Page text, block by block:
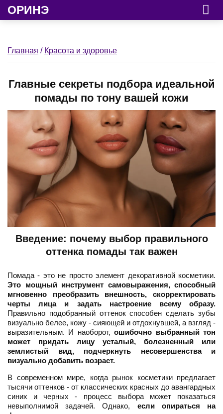
ОРИНЭ
Главная / Красота и здоровье
Главные секреты подбора идеальной
помады по тону вашей кожи
Введение: почему выбор правильного
оттенка помады так важен
Помада - это не просто элемент декоративной косметики.
Это мощный инструмент самовыражения, способный
мгновенно преобразить внешность, скорректировать
черты лица и задать настроение всему образу.
Правильно подобранный оттенок способен сделать зубы
визуально белее, кожу - сияющей и отдохнувшей, а взгляд -
выразительным. И наоборот,ошибочно выбранный тон
может придать лицу усталый, болезненный или
землистый вид, подчеркнуть несовершенства и
визуально добавить возраст.
В современном мире, когда рынок косметики предлагает
тысячи оттенков - от классических красных до авангардных
синих и черных - процесс выбора может показаться
невыполнимой задачей. Однако, если опираться на